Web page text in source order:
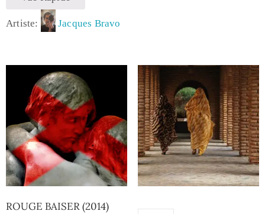
Artiste: Jacques Bravo
ROUGE BAISER (2014)